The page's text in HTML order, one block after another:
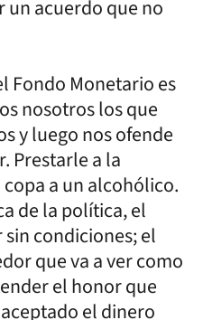
un acuerdo que no
Fondo Monetario es
nosotros los que
y luego nos ofende
Prestarle a la
a un alcohólico.
de la política, el
condiciones; el
que va a ver como
el honor que
el dinero